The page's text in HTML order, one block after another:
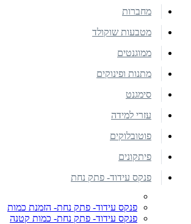
מחברות
מטבעות שוקולד
ממוגנטים
מתנות ופינוקים
סימגנט
עזרי למידה
פוטובלוקים
פיתקונים
פנקס עידוד- פתק נחת
פנקס עידוד- פתק נחת- הזמנת כמות
פנקס עידוד- פתק נחת- כמות קטנה